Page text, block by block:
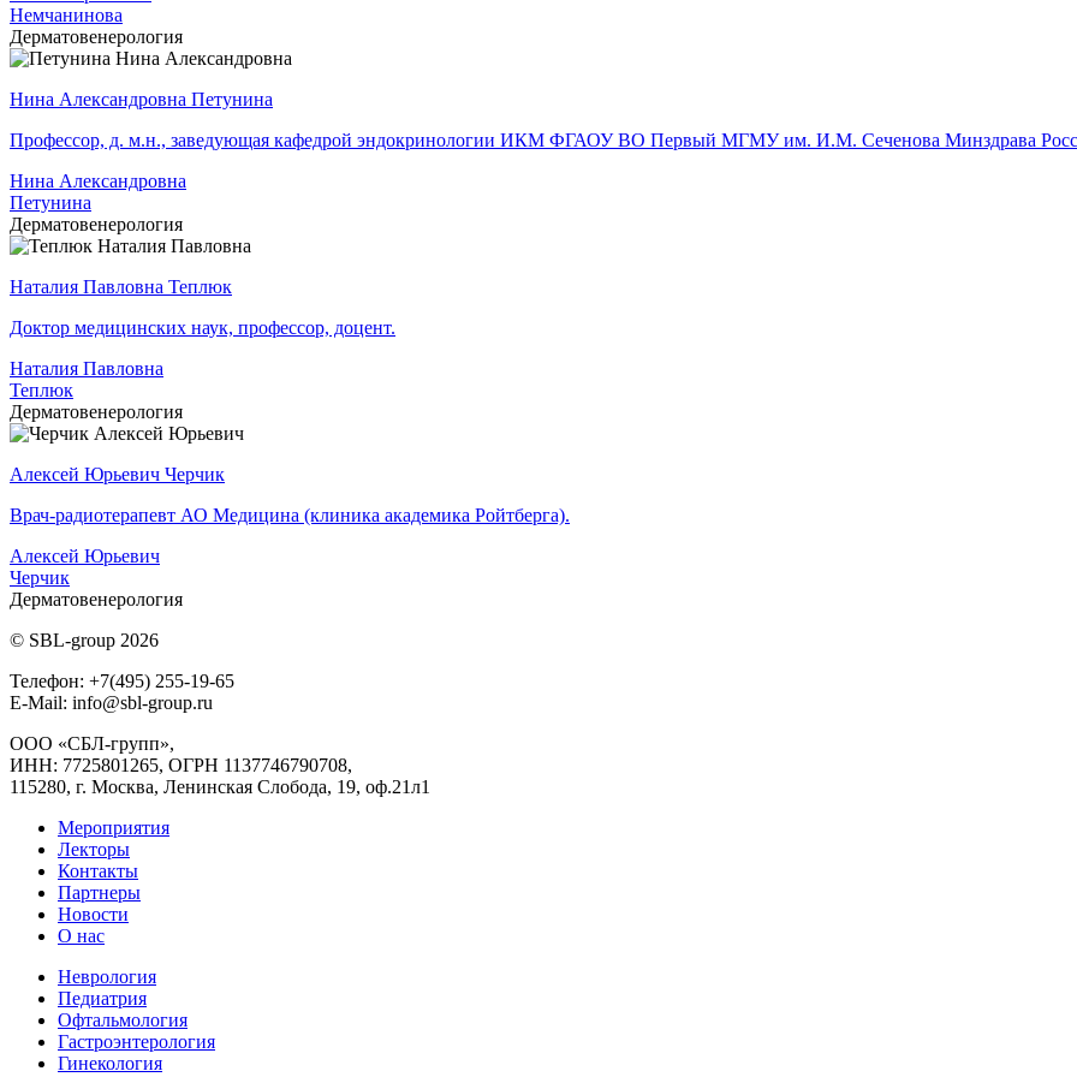
Немчанинова
Дерматовенерология
Нина Александровна Петунина
Профессор, д. м.н., заведующая кафедрой эндокринологии ИКМ ФГАОУ ВО Первый МГМУ им. И.М. Сеченова Минздрава
Нина Александровна
Петунина
Дерматовенерология
Наталия Павловна Теплюк
Доктор медицинских наук, профессор, доцент.
Наталия Павловна
Теплюк
Дерматовенерология
Алексей Юрьевич Черчик
Врач-радиотерапевт АО Медицина (клиника академика Ройтберга).
Алексей Юрьевич
Черчик
Дерматовенерология
© SBL-group 2026
Телефон: +7(495) 255-19-65
E-Mail: info@sbl-group.ru
ООО «СБЛ-групп»,
ИНН: 7725801265, ОГРН 1137746790708,
115280, г. Москва, Ленинская Слобода, 19, оф.21л1
Мероприятия
Лекторы
Контакты
Партнеры
Новости
О нас
Неврология
Педиатрия
Офтальмология
Гастроэнтерология
Гинекология